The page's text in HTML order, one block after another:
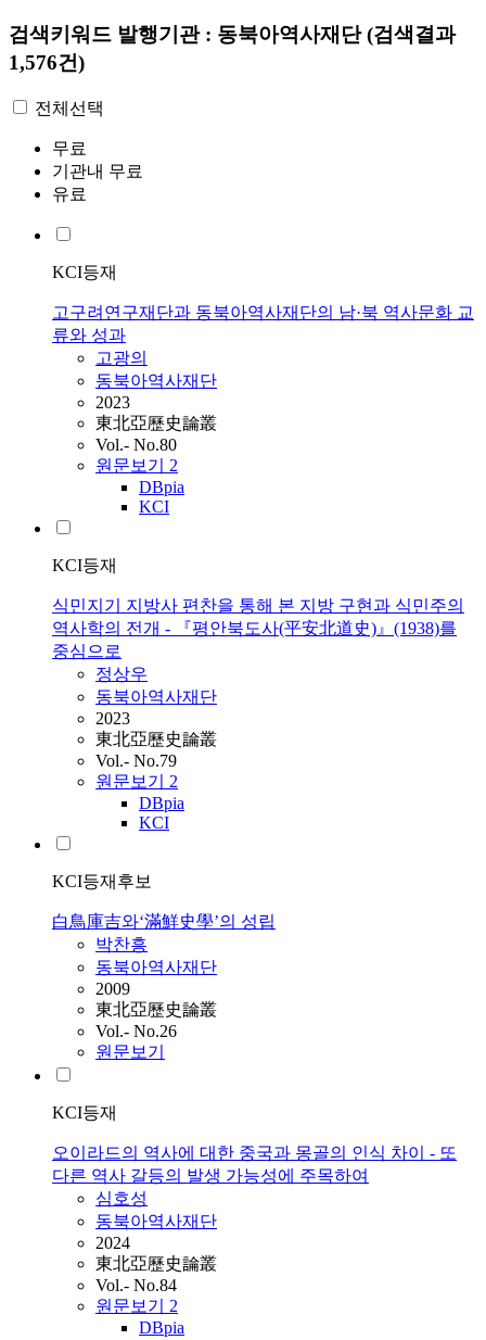
검색키워드 발행기관 : 동북아역사재단(검색결과
1,576건)
전체선택
무료
기관내 무료
유료
KCI등재
고구려연구재단과 동북아역사재단의 남·북 역사문화 교
류와 성과
고광의
동북아역사재단
2023
東北亞歷史論叢
Vol.- No.80
원문보기 2
DBpia
KCI
KCI등재
식민지기 지방사 편찬을 통해 본 지방 구현과 식민주의
역사학의 전개 - 『평안북도사(平安北道史)』(1938)를
중심으로
정상우
동북아역사재단
2023
東北亞歷史論叢
Vol.- No.79
원문보기 2
DBpia
KCI
KCI등재후보
白鳥庫吉와‘滿鮮史學’의 성립
박찬흥
동북아역사재단
2009
東北亞歷史論叢
Vol.- No.26
원문보기
KCI등재
오이라드의 역사에 대한 중국과 몽골의 인식 차이 - 또
다른 역사 갈등의 발생 가능성에 주목하여
심호성
동북아역사재단
2024
東北亞歷史論叢
Vol.- No.84
원문보기 2
DBpia